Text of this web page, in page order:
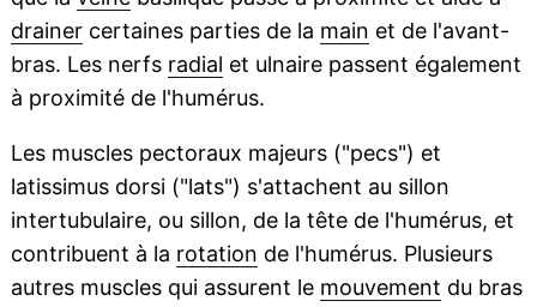
drainercertaines parties de la main et de l'avant-
bras. Les nerfs radial et ulnaire passent également
à proximité de l'humérus.
Les muscles pectoraux majeurs ("pecs") et
latissimus dorsi ("lats") s'attachent au sillon
intertubulaire, ou sillon, de la tête de l'humérus, et
contribuent à la rotation de l'humérus. Plusieurs
autres muscles qui assurent le mouvement du bras